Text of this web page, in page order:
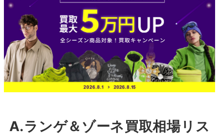
A.ランゲ＆ゾーネ買取相場リス